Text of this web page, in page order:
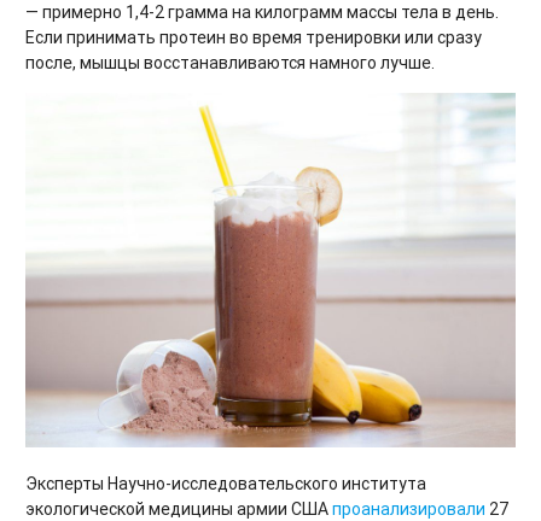
— примерно 1,4-2 грамма на килограмм массы тела в день.
Если принимать протеин во время тренировки или сразу
после, мышцы восстанавливаются намного лучше.
Эксперты Научно-исследовательского института
экологической медицины армии СШАпроанализировали 27